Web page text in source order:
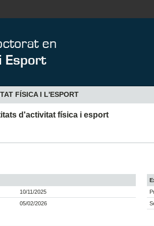
FÍSICA I L'ESPORT
d'activitat física i esport
10/11/2025
05/02/2026